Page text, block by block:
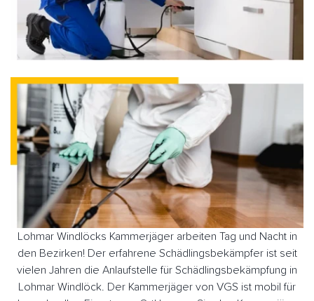
Lohmar Windlöcks Kammerjäger arbeiten Tag und Nacht in
den Bezirken! Der erfahrene Schädlingsbekämpfer ist seit
vielen Jahren die Anlaufstelle für Schädlingsbekämpfung in
Lohmar Windlöck. Der Kammerjäger von VGS ist mobil für